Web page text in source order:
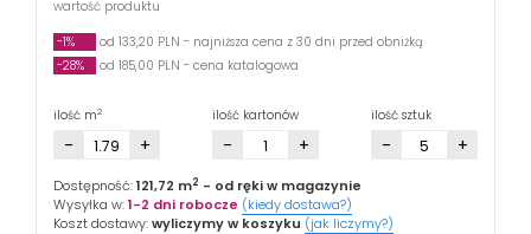
wartość produktu
-1%
od 133,20 PLN - najniższa cena z 30 dni przed obniżką
-28%
od 185,00 PLN - cena katalogowa
ilość m2
- +
ilość kartonów
- +
ilość sztuk
- +
Dostępność:121,72 m2 - od ręki w magazynie
Wysyłka w:1-2 dni robocze (kiedy dostawa?)
Koszt dostawy:wyliczymy w koszyku (jak liczymy?)